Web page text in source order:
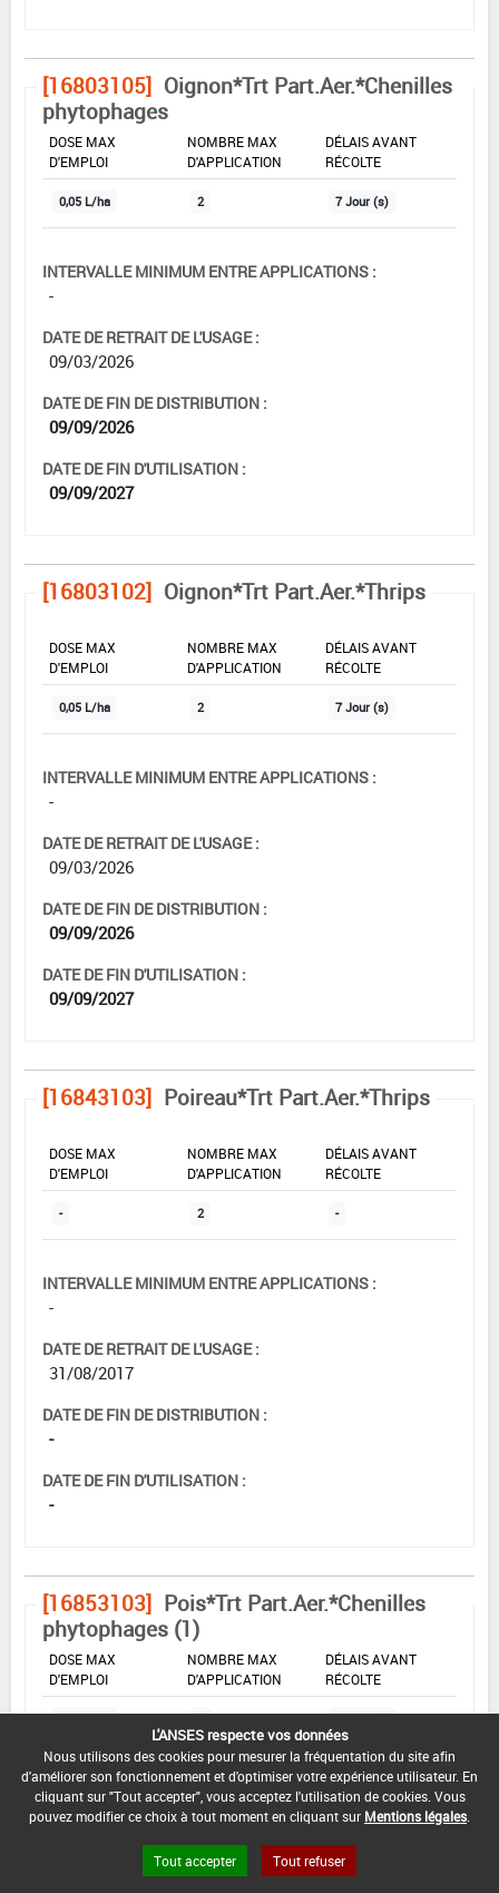
[16803105] Oignon*Trt Part.Aer.*Chenilles
phytophages
DOSE MAX
D'EMPLOI
NOMBRE MAX
D'APPLICATION
DÉLAIS AVANT
RÉCOLTE
0,05 L/ha 2 7 Jour (s)
INTERVALLE MINIMUM ENTRE APPLICATIONS :
-
DATE DE RETRAIT DE L'USAGE :
09/03/2026
DATE DE FIN DE DISTRIBUTION :
09/09/2026
DATE DE FIN D'UTILISATION :
09/09/2027
[16803102] Oignon*Trt Part.Aer.*Thrips
DOSE MAX
D'EMPLOI
NOMBRE MAX
D'APPLICATION
DÉLAIS AVANT
RÉCOLTE
0,05 L/ha 2 7 Jour (s)
INTERVALLE MINIMUM ENTRE APPLICATIONS :
-
DATE DE RETRAIT DE L'USAGE :
09/03/2026
DATE DE FIN DE DISTRIBUTION :
09/09/2026
DATE DE FIN D'UTILISATION :
09/09/2027
[16843103] Poireau*Trt Part.Aer.*Thrips
DOSE MAX
D'EMPLOI
NOMBRE MAX
D'APPLICATION
DÉLAIS AVANT
RÉCOLTE
- 2 -
INTERVALLE MINIMUM ENTRE APPLICATIONS :
-
DATE DE RETRAIT DE L'USAGE :
31/08/2017
DATE DE FIN DE DISTRIBUTION :
-
DATE DE FIN D'UTILISATION :
-
[16853103] Pois*Trt Part.Aer.*Chenilles
phytophages (1)
DOSE MAX
D'EMPLOI
NOMBRE MAX
D'APPLICATION
DÉLAIS AVANT
RÉCOLTE
0,05 L/ha 2 7 Jour (s)
INTERVALLE MINIMUM ENTRE APPLICATIONS :
-
DATE DE RETRAIT DE L'USAGE :
L'ANSES respecte vos données
Nous utilisons des cookies pour mesurer la fréquentation du site afin
d'améliorer son fonctionnement et d'optimiser votre expérience utilisateur. En
cliquant sur "Tout accepter", vous acceptez l'utilisation de cookies. Vous
pouvez modifier ce choix à tout moment en cliquant sur Mentions légales
Tout accepter Tout refuser